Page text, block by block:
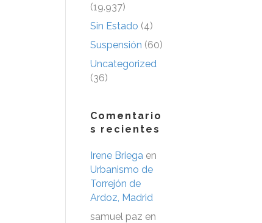
(19.937)
Sin Estado (4)
Suspensión (60)
Uncategorized
(36)
Comentario
s recientes
Irene Briega en
Urbanismo de
Torrejón de
Ardoz, Madrid
samuel paz en